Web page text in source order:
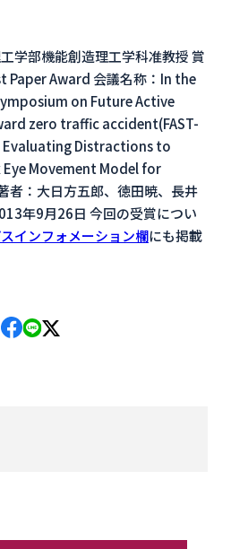
学部機能創造理工学科准教授 賞
Paper Award 会議名称：In the
on Future Active
zero traffic accident(FAST-
Evaluating Distractions to
Eye Movement Model for
：大日方五郎、徳田暁、長井
年9月26日 今回の受賞につい
インフォメーション欄にも掲載